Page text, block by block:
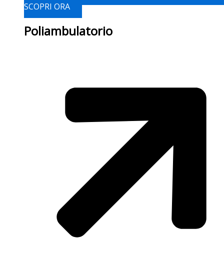
SCOPRI ORA
Poliambulatorio